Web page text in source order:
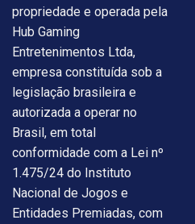
propriedade e operada pela
Hub Gaming
Entretenimentos Ltda,
empresa constituída sob a
legislação brasileira e
autorizada a operar no
Brasil, em total
conformidade com a Lei nº
1.475/24 do Instituto
Nacional de Jogos e
Entidades Premiadas, com